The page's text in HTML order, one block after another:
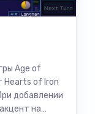
Age of
Hearts of Iron
добавлении
на